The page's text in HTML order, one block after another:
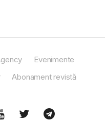
Evenimente
Abonament revistă